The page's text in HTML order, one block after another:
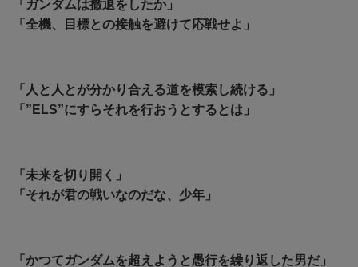
「ガンダムは撤退をしたか」
「全機、目標との接触を避けて応戦せよ」
「人と人とが分かり合える道を模索し続ける」
「”ELS”にすらそれを行おうとするとは」
「未来を切り開く」
「それが君の戦いなのだな、少年」
「かつてガンダムを超えようと愚行を繰り返した男だ」